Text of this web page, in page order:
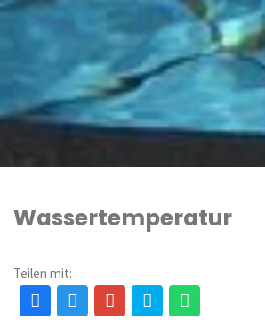
Wassertemperatur
Teilen mit: